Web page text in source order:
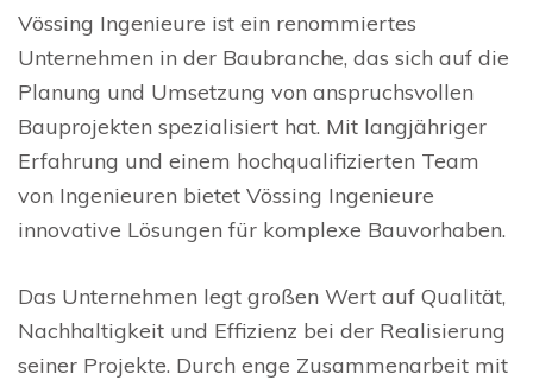
Vössing Ingenieure ist ein renommiertes
Unternehmen in der Baubranche, das sich auf die
Planung und Umsetzung von anspruchsvollen
Bauprojekten spezialisiert hat. Mit langjähriger
Erfahrung und einem hochqualifizierten Team
von Ingenieuren bietet Vössing Ingenieure
innovative Lösungen für komplexe Bauvorhaben.
Das Unternehmen legt großen Wert auf Qualität,
Nachhaltigkeit und Effizienz bei der Realisierung
seiner Projekte. Durch enge Zusammenarbeit mit